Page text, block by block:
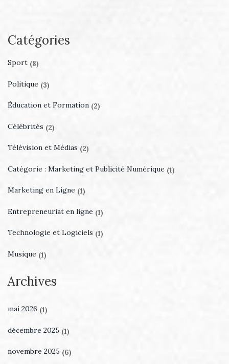
Catégories
Sport (8)
Politique (3)
Éducation et Formation (2)
Célébrités (2)
Télévision et Médias (2)
Catégorie : Marketing et Publicité Numérique (1)
Marketing en Ligne (1)
Entrepreneuriat en ligne (1)
Technologie et Logiciels (1)
Musique (1)
Archives
mai 2026 (1)
décembre 2025 (1)
novembre 2025 (6)